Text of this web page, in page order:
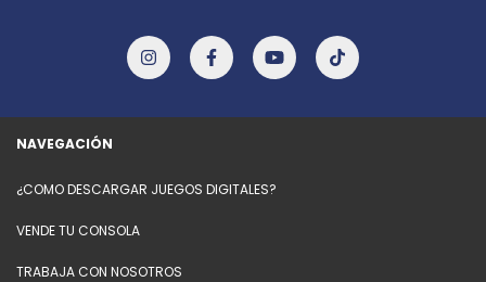
NAVEGACIÓN
¿COMO DESCARGAR JUEGOS DIGITALES?
VENDE TU CONSOLA
TRABAJA CON NOSOTROS